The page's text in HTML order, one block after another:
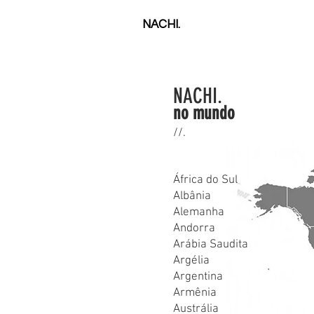
NACHI.
NACHI.
África do Sul
Albânia
Alemanha
Andorra
Arábia Saudita
Argélia
Argentina
Armênia
Austrália
//.
no mundo